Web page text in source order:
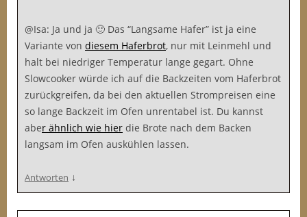
@Isa: Ja und ja 🙂 Das “Langsame Hafer” ist ja eine
Variante von diesem Haferbrot, nur mit Leinmehl und
halt bei niedriger Temperatur lange gegart. Ohne
Slowcooker würde ich auf die Backzeiten vom Haferbrot
zurückgreifen, da bei den aktuellen Strompreisen eine
so lange Backzeit im Ofen unrentabel ist. Du kannst
aber ähnlich wie hier die Brote nach dem Backen
langsam im Ofen auskühlen lassen.
Antworten ↓